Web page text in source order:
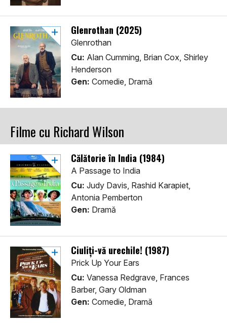
Glenrothan (2025)
Glenrothan
Cu: Alan Cumming, Brian Cox, Shirley
Henderson
Gen: Comedie, Dramă
Filme cu Richard Wilson
Călătorie în India (1984)
A Passage to India
Cu: Judy Davis, Rashid Karapiet,
Antonia Pemberton
Gen: Dramă
Ciuliți-vă urechile! (1987)
Prick Up Your Ears
Cu: Vanessa Redgrave, Frances
Barber, Gary Oldman
Gen: Comedie, Dramă